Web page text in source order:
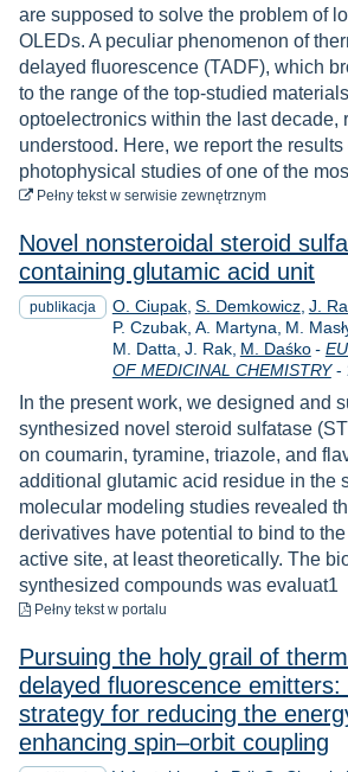
are supposed to solve the problem of
OLEDs. A peculiar phenomenon of
delayed fluorescence (TADF), which
to the range of the top-studied
optoelectronics within the last decade,
understood. Here, we report the
photophysical studies of one of the
Pełny tekst do pobrania
w serwisie zewnętrznym
Novel nonsteroidal steroid
containing glutamic acid unit
publikacja O. Ciupak S. Demkowicz J.
P. Czubak A. Martyna M.
M. Datta J. Rak M. Daśko -
OF MEDICINAL CHEMISTRY-
In the present work, we designed and
synthesized novel steroid sulfatase
on coumarin, tyramine, triazole, and
additional glutamic acid residue in the
molecular modeling studies revealed
derivatives have potential to bind to
active site, at least theoretically. The
synthesized compounds was evaluat1
Pełny tekstdo pobrania
w portalu
Pursuing the holy grail of
delayed fluorescence emitters:
strategy for reducing the
enhancing spin–orbit coupling